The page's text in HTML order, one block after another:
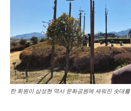
한 회원이 삼성현 역사 문화공원에 세워진 솟대